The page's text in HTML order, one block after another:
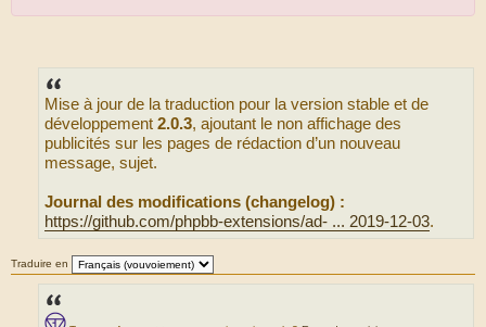
a
g
e
Mise à jour de la traduction pour la version stable et de
développement 2.0.3, ajoutant le non affichage des
publicités sur les pages de rédaction d’un nouveau
message, sujet.
Journal des modifications (changelog) :
https://github.com/phpbb-extensions/ad- ... 2019-12-03.
Traduire en